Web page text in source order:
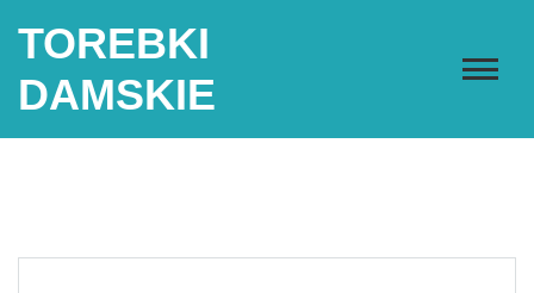
TOREBKI
DAMSKIE